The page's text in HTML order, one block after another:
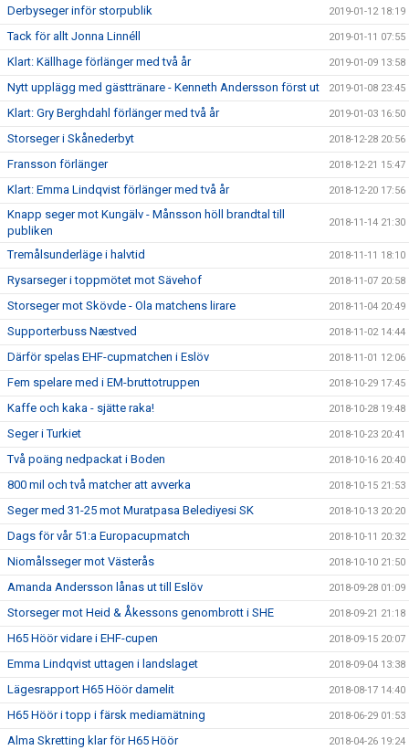
Derbyseger inför storpublik 2019-01-12 18:19
Tack för allt Jonna Linnéll 2019-01-11 07:55
Klart: Källhage förlänger med två år 2019-01-09 13:58
Nytt upplägg med gästtränare - Kenneth Andersson först ut 2019-01-08 23:45
Klart: Gry Berghdahl förlänger med två år 2019-01-03 16:50
Storseger i Skånederbyt 2018-12-28 20:56
Fransson förlänger 2018-12-21 15:47
Klart: Emma Lindqvist förlänger med två år 2018-12-20 17:56
Knapp seger mot Kungälv - Månsson höll brandtal till
publiken
2018-11-14 21:30
Tremålsunderläge i halvtid 2018-11-11 18:10
Rysarseger i toppmötet mot Sävehof 2018-11-07 20:58
Storseger mot Skövde - Ola matchens lirare 2018-11-04 20:49
Supporterbuss Næstved 2018-11-02 14:44
Därför spelas EHF-cupmatchen i Eslöv 2018-11-01 12:06
Fem spelare med i EM-bruttotruppen 2018-10-29 17:45
Kaffe och kaka - sjätte raka! 2018-10-28 19:48
Seger i Turkiet 2018-10-23 20:41
Två poäng nedpackat i Boden 2018-10-16 20:40
800 mil och två matcher att avverka 2018-10-15 21:53
Seger med 31-25 mot Muratpasa Belediyesi SK 2018-10-13 20:20
Dags för vår 51:a Europacupmatch 2018-10-11 20:32
Niomålsseger mot Västerås 2018-10-10 21:50
Amanda Andersson lånas ut till Eslöv 2018-09-28 01:09
Storseger mot Heid & Åkessons genombrott i SHE 2018-09-21 21:18
H65 Höör vidare i EHF-cupen 2018-09-15 20:07
Emma Lindqvist uttagen i landslaget 2018-09-04 13:38
Lägesrapport H65 Höör damelit 2018-08-17 14:40
H65 Höör i topp i färsk mediamätning 2018-06-29 01:53
Alma Skretting klar för H65 Höör 2018-04-26 19:24